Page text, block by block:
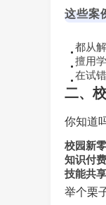
这些案
都从
擅用
在试
二、
你知道
校园新
知识付
技能共
举个栗